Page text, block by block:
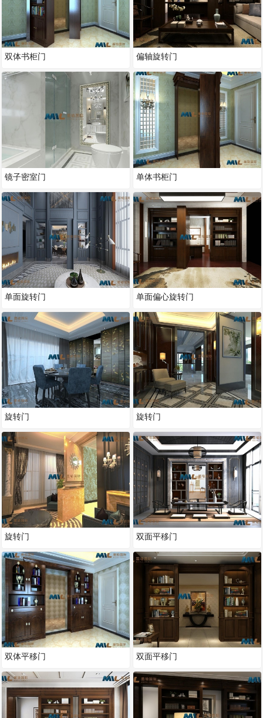
双体书柜门
镜子密室门
单面旋转门
旋转门
旋转门
双体平移门
偏轴旋转门
单体书柜门
单面偏心旋转门
旋转门
双面平移门
双面平移门